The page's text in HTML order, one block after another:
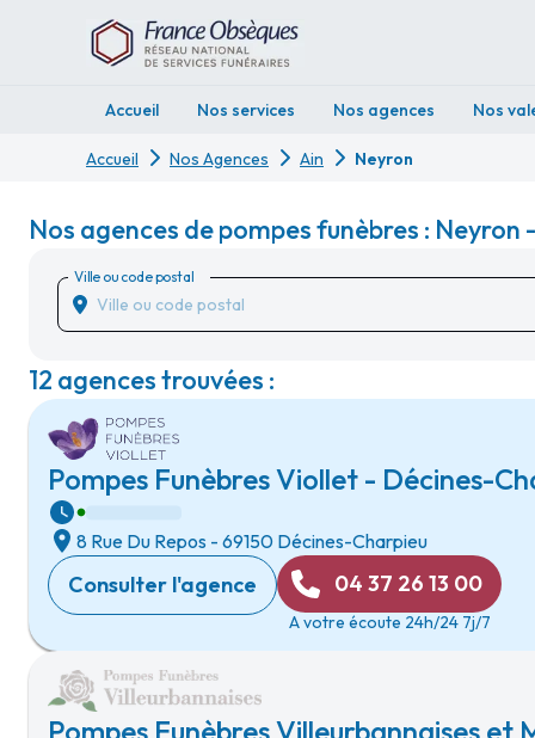
Accueil Nos services Nos agences Nos
Accueil Nos Agences Ain Neyron
Nos agences de pompes funèbres : Neyron
Ville ou code postal
12 agences trouvées :
Pompes Funèbres Viollet - Décines-
8 Rue Du Repos - 69150 Décines-Charpieu
Consulter l'agence 04 37 26 13 00
A votre écoute 24h/24 7j/7
Pompes Funèbres Villeurbannaises et